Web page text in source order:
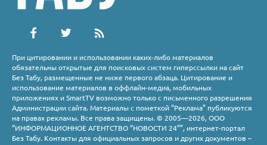
При цитировании и использовании каких-либо материалов
обязательны открытые для поисковых систем гиперссылки на сайт
Без Табу, размещенные не ниже первого абзаца. Цитирование и
использование материалов в оффлайн-медиа, мобильных
приложениях и SmartTV возможно только с письменного разрешения
Администрации сайта. Материалы с пометкой “Реклама” публикуются
на правах рекламы. Все права защищены. © 2005—2026, ООО
“ИНФОРМАЦИОННОЕ АГЕНТСТВО “НОВОСТИ 24””, интернет-портал
Без Табу. Контакты для официальных запросов и других документов –